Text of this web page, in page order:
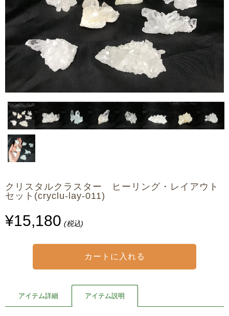
クリスタルクラスター ヒーリング・レイアウト
セット(cryclu-lay-011)
¥15,180 (税込)
アイテム詳細 アイテム説明